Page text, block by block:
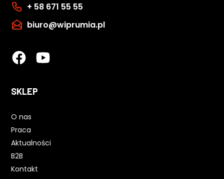
+ 58 671 55 55
biuro@wiprumia.pl
SKLEP
O nas
Praca
Aktualności
B2B
Kontakt